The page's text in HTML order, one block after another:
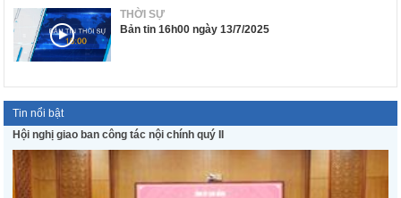
THỜI SỰ
Bản tin 16h00 ngày 13/7/2025
Tin nổi bật
Hội nghị giao ban công tác nội chính quý II